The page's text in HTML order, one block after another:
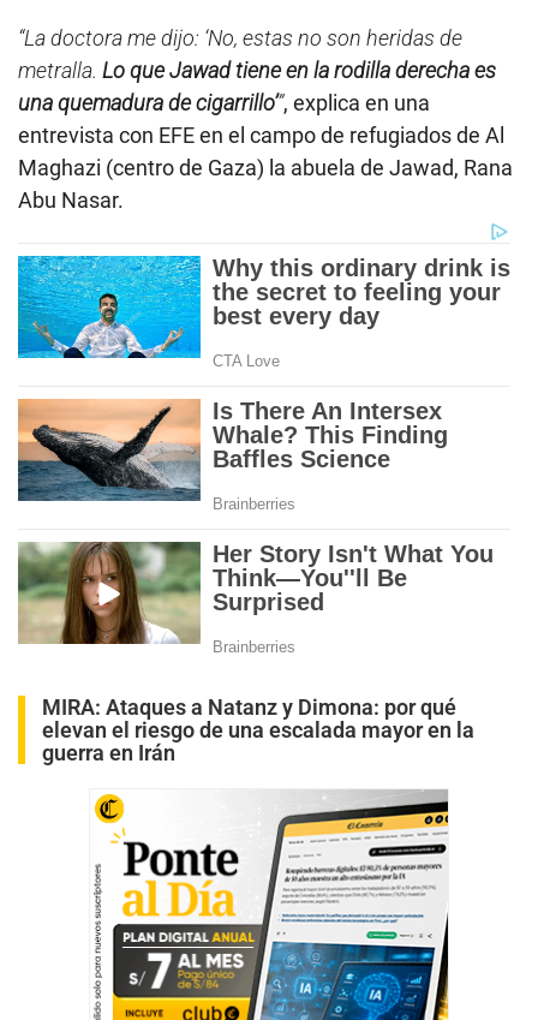
“La doctora me dijo: ‘No, estas no son heridas de
metralla. Lo que Jawad tiene en la rodilla derecha es
una quemadura de cigarrillo’”, explica en una
entrevista con EFE en el campo de refugiados de Al
Maghazi (centro de Gaza) la abuela de Jawad, Rana
Abu Nasar.
MIRA: Ataques a Natanz y Dimona: por qué
elevan el riesgo de una escalada mayor en la
guerra en Irán